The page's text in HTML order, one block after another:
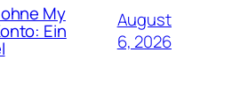
My
Ein
August
6, 2026